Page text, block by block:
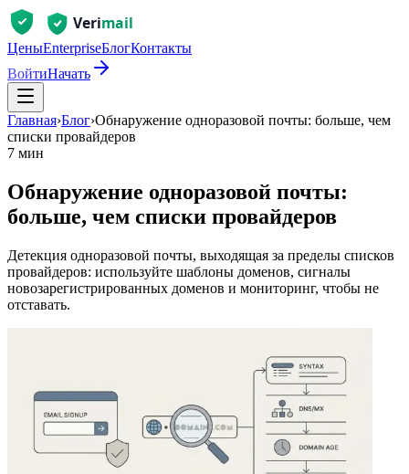
ЦеныEnterpriseБлогКонтакты
ВойтиНачать
Главная›Блог›Обнаружение одноразовой почты: больше, чем
списки провайдеров
7 мин
Обнаружение одноразовой почты:
больше, чем списки провайдеров
Детекция одноразовой почты, выходящая за пределы списков
провайдеров: используйте шаблоны доменов, сигналы
новозарегистрированных доменов и мониторинг, чтобы не
отставать.